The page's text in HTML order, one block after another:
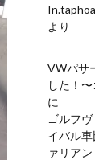
より
VWパサ
した！
に
ゴルフ
イバル
ァリアン